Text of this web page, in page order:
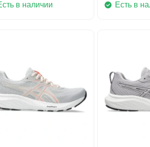
в наличии Есть в